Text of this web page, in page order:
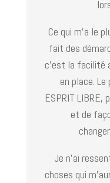
Ce qui m’a le
fait des
c’est la facilité
en place. Le
ESPRIT
et de
Je n’ai
choses qui